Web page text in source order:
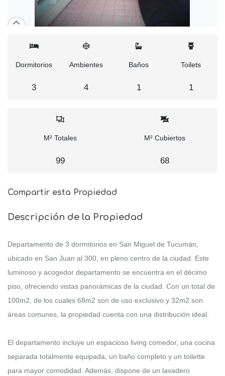
Dormitorios
3
Ambientes
4
Baños
1
Toilets
1
M² Totales
99
M² Cubiertos
68
Compartir esta Propiedad
Descripción de la Propiedad
Departamento de 3 dormitorios en San Miguel de Tucumán,
ubicado en San Juan al 300, en pleno centro de la ciudad. Este
luminoso y acogedor departamento se encuentra en el décimo
piso, ofreciendo vistas panorámicas de la ciudad. Con un total de
100m2, de los cuales 68m2 son de uso exclusivo y 32m2 son
áreas comunes, la propiedad cuenta con una distribución ideal.
El departamento incluye un espacioso living comedor, una cocina
separada totalmente equipada, un baño completo y un toilette
para mayor comodidad. Además, dispone de un lavadero